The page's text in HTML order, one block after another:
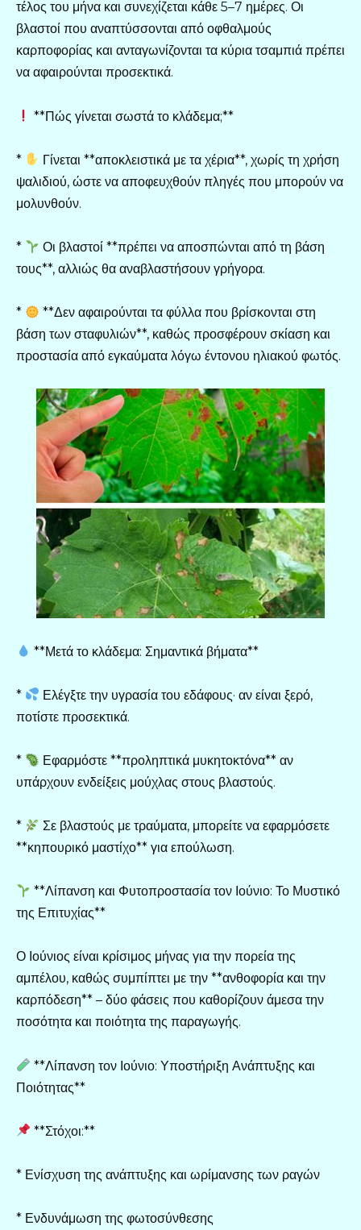
τέλος του μήνα και συνεχίζεται κάθε 5–7 ημέρες. Οι
βλαστοί που αναπτύσσονται από οφθαλμούς
καρποφορίας και ανταγωνίζονται τα κύρια τσαμπιά πρέπει
να αφαιρούνται προσεκτικά.
**Πώς γίνεται σωστά το κλάδεμα;**
*
Γίνεται **αποκλειστικά με τα χέρια**, χωρίς τη χρήση
ψαλιδιού, ώστε να αποφευχθούν πληγές που μπορούν να
μολυνθούν.
*
Οι βλαστοί **πρέπει να αποσπώνται από τη βάση
τους**, αλλιώς θα αναβλαστήσουν γρήγορα.
*
**Δεν αφαιρούνται τα φύλλα που βρίσκονται στη
βάση των σταφυλιών**, καθώς προσφέρουν σκίαση και
προστασία από εγκαύματα λόγω έντονου ηλιακού φωτός.
**Μετά το κλάδεμα: Σημαντικά βήματα**
*
Ελέγξτε την υγρασία του εδάφους· αν είναι ξερό,
ποτίστε προσεκτικά.
*
Εφαρμόστε **προληπτικά μυκητοκτόνα** αν
υπάρχουν ενδείξεις μούχλας στους βλαστούς.
*
Σε βλαστούς με τραύματα, μπορείτε να εφαρμόσετε
**κηπουρικό μαστίχο** για επούλωση.
**Λίπανση και Φυτοπροστασία τον Ιούνιο: Το Μυστικό
της Επιτυχίας**
Ο Ιούνιος είναι κρίσιμος μήνας για την πορεία της
αμπέλου, καθώς συμπίπτει με την **ανθοφορία και την
καρπόδεση** – δύο φάσεις που καθορίζουν άμεσα την
ποσότητα και ποιότητα της παραγωγής.
**Λίπανση τον Ιούνιο: Υποστήριξη Ανάπτυξης και
Ποιότητας**
**Στόχοι:**
* Ενίσχυση της ανάπτυξης και ωρίμανσης των ραγών
* Ενδυνάμωση της φωτοσύνθεσης